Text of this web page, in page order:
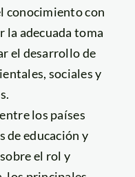
conocimiento con
adecuada toma
el desarrollo de
sociales y
los países
de educación y
el rol y